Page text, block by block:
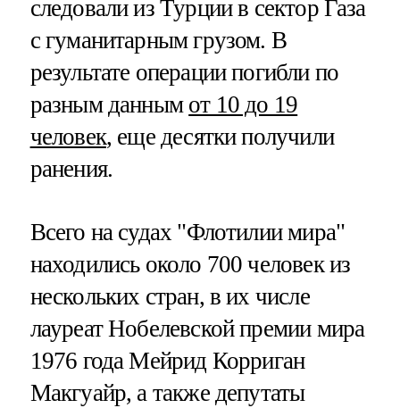
следовали из Турции в сектор Газа
с гуманитарным грузом. В
результате операции погибли по
разным данным от 10 до 19
человек, еще десятки получили
ранения.
Всего на судах "Флотилии мира"
находились около 700 человек из
нескольких стран, в их числе
лауреат Нобелевской премии мира
1976 года Мейрид Корриган
Макгуайр, а также депутаты